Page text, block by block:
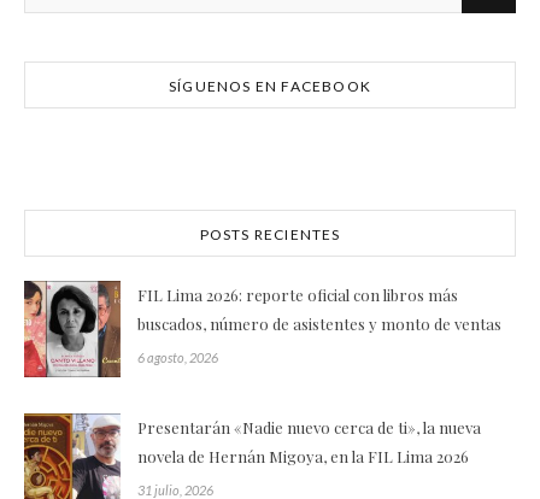
SÍGUENOS EN FACEBOOK
POSTS RECIENTES
FIL Lima 2026: reporte oficial con libros más
buscados, número de asistentes y monto de ventas
6 agosto, 2026
Presentarán «Nadie nuevo cerca de ti», la nueva
novela de Hernán Migoya, en la FIL Lima 2026
31 julio, 2026